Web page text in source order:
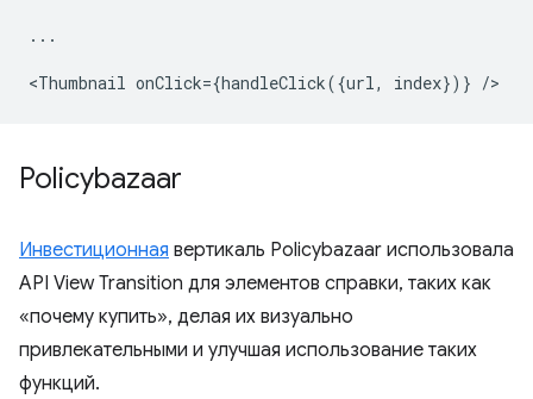
...
<Thumbnail onClick={handleClick({url, index})} /
Policybazaar
Инвестиционная вертикаль Policybazaar использовала
API View Transition для элементов справки, таких как
«почему купить», делая их визуально
привлекательными и улучшая использование таких
функций.